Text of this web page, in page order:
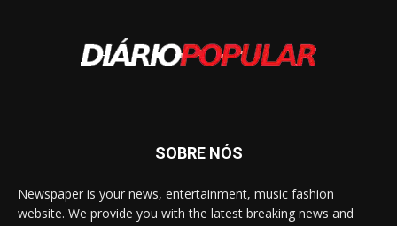
SOBRE NÓS
Newspaper is your news, entertainment, music fashion
website. We provide you with the latest breaking news and